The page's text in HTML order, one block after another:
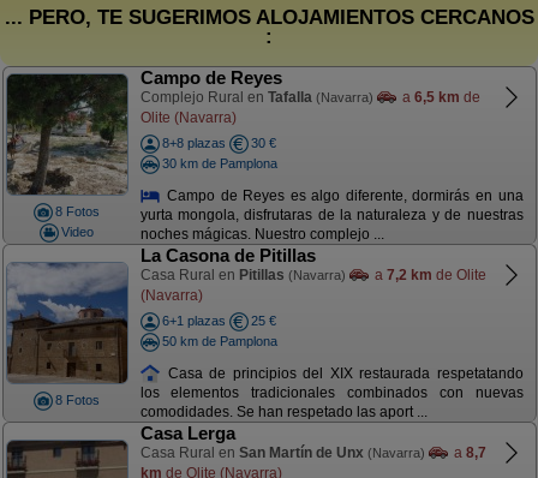
... PERO, TE SUGERIMOS ALOJAMIENTOS CERCANOS
:
8 Fotos
Video
Campo de Reyes
Complejo Rural en Tafalla (Navarra) a 6,5 km de
Olite (Navarra)
8+8 plazas
30 €
30 km de Pamplona
Campo de Reyes es algo diferente, dormirás en una
yurta mongola, disfrutaras de la naturaleza y de nuestras
noches mágicas. Nuestro complejo ...
8 Fotos
La Casona de Pitillas
Casa Rural en Pitillas (Navarra) a 7,2 km de Olite
(Navarra)
6+1 plazas
25 €
50 km de Pamplona
Casa de principios del XIX restaurada respetatando
los elementos tradicionales combinados con nuevas
comodidades. Se han respetado las aport ...
Casa Lerga
Casa Rural en San Martín de Unx (Navarra) a 8,7
km de Olite (Navarra)